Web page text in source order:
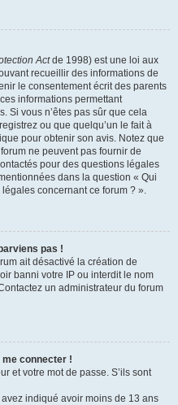
Actde 1998) est une loi aux
recueillir des informations de
le consentement écrit des parents
informations permettant
Si vous n’êtes pas sûr que cela
ou que quelqu’un le fait à
pour obtenir son avis. Notez que
ne peuvent pas fournir de
pour des questions légales
dans la question « Qui
concernant ce forum ? ».
pas !
ait désactivé la création de
banni votre IP ou interdit le nom
un administrateur du forum
connecter !
et votre mot de passe. S’ils sont
indiqué avoir moins de 13 ans